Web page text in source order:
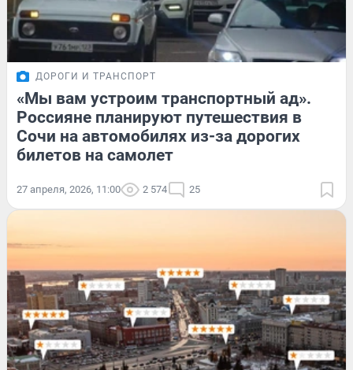
ДОРОГИ И ТРАНСПОРТ
«Мы вам устроим транспортный ад».
Россияне планируют путешествия в
Сочи на автомобилях из-за дорогих
билетов на самолет
27 апреля, 2026, 11:00 2 574 25